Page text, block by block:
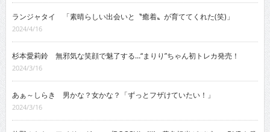
ランジャタイ 「素晴らしい出会いと〝癒着〟が育ててくれた(笑)」
2024/4/16
杉本愛莉鈴 無邪気な笑顔で魅了する…“まりり”ちゃん初トレカ発売！
2024/3/16
あぁ～しらき 男かな？女かな？「ずっとフザけていたい！」
2024/3/16